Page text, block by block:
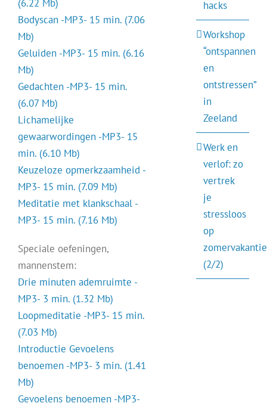
(6.22 Mb)
Bodyscan -MP3- 15 min. (7.06
Mb)
Geluiden -MP3- 15 min. (6.16
Mb)
Gedachten -MP3- 15 min.
(6.07 Mb)
Lichamelijke
gewaarwordingen -MP3- 15
min. (6.10 Mb)
Keuzeloze opmerkzaamheid -
MP3- 15 min. (7.09 Mb)
Meditatie met klankschaal -
MP3- 15 min. (7.16 Mb)
Speciale oefeningen,
mannenstem:
Drie minuten ademruimte -
MP3- 3 min. (1.32 Mb)
Loopmeditatie -MP3- 15 min.
(7.03 Mb)
Introductie Gevoelens
benoemen -MP3- 3 min. (1.41
Mb)
Gevoelens benoemen -MP3-
hacks
Workshop
“ontspannen
en
ontstressen”
in
Zeeland
Werk en
verlof: zo
vertrek
je
stressloos
op
zomervakantie
(2/2)